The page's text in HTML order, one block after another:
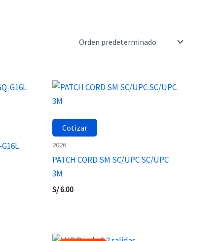
Cotizar
2026
PATCH CORD SM SC/UPC SC/UPC
3M
S/6.00